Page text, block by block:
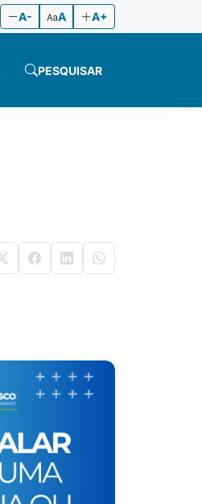
A- A A+
PESQUISAR